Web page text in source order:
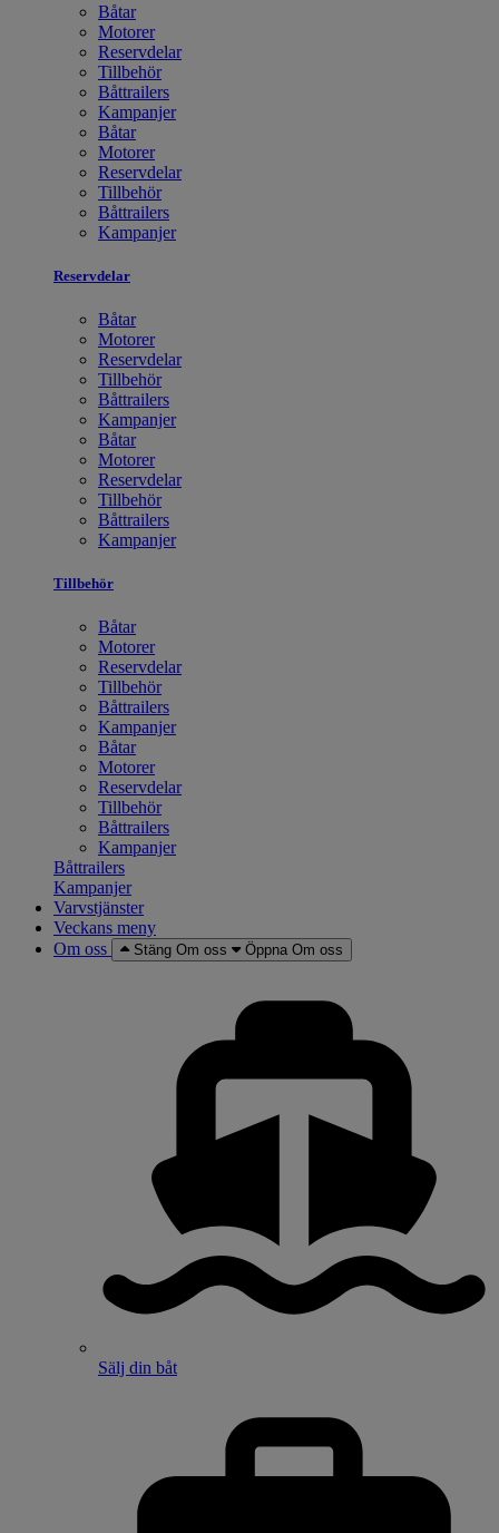
Båtar
Motorer
Reservdelar
Tillbehör
Båttrailers
Kampanjer
Båtar
Motorer
Reservdelar
Tillbehör
Båttrailers
Kampanjer
Reservdelar
Båtar
Motorer
Reservdelar
Tillbehör
Båttrailers
Kampanjer
Båtar
Motorer
Reservdelar
Tillbehör
Båttrailers
Kampanjer
Tillbehör
Båtar
Motorer
Reservdelar
Tillbehör
Båttrailers
Kampanjer
Båtar
Motorer
Reservdelar
Tillbehör
Båttrailers
Kampanjer
Båttrailers
Kampanjer
Varvstjänster
Veckans meny
Om oss
Stäng Om oss Öppna Om oss
Sälj din båt